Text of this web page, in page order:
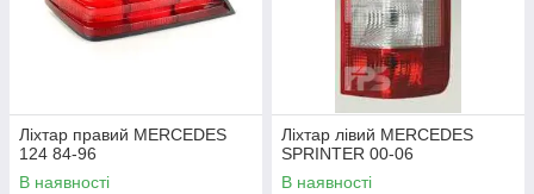
Ліхтар правий MERCEDES
124 84-96
В наявності
Ліхтар лівий MERCEDES
SPRINTER 00-06
В наявності